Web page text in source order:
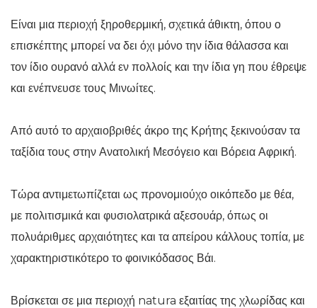
Είναι μια περιοχή ξηροθερμική, σχετικά άθικτη, όπου ο
επισκέπτης μπορεί να δει όχι μόνο την ίδια θάλασσα και
τον ίδιο ουρανό αλλά εν πολλοίς και την ίδια γη που έθρεψε
και ενέπνευσε τους Μινωίτες.
Από αυτό το αρχαιοβριθές άκρο της Κρήτης ξεκινούσαν τα
ταξίδια τους στην Ανατολική Μεσόγειο και Βόρεια Αφρική.
Τώρα αντιμετωπίζεται ως προνομιούχο οικόπεδο με θέα,
με πολιτισμικά και φυσιολατρικά αξεσουάρ, όπως οι
πολυάριθμες αρχαιότητες και τα απείρου κάλλους τοπία, με
χαρακτηριστικότερο το φοινικόδασος Βάι.
Βρίσκεται σε μια περιοχή natura εξαιτίας της χλωρίδας και